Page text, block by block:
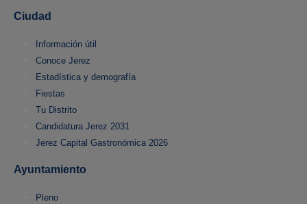
Ciudad
Información útil
Conoce Jerez
Estadística y demografía
Fiestas
Tu Distrito
Candidatura Jerez 2031
Jerez Capital Gastronómica 2026
Ayuntamiento
Pleno